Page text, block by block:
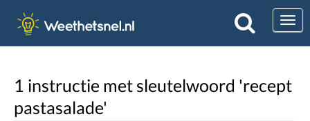
1 instructie met sleutelwoord 'recept
pastasalade'